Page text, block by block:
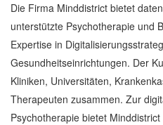
Die Firma Minddistrict bietet
unterstützte Psychotherapie und
Expertise in
Gesundheitseinrichtungen. Der
Kliniken, Universitäten,
Therapeuten zusammen. Zur
Psychotherapie bietet